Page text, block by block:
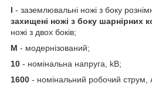
I - заземлювальні ножі з боку
захищені ножі з боку шарнірних
ножі з двох боків;
М - модернізований;
10 - номінальна напруга, kВ;
1600 - номінальний робочий струм,